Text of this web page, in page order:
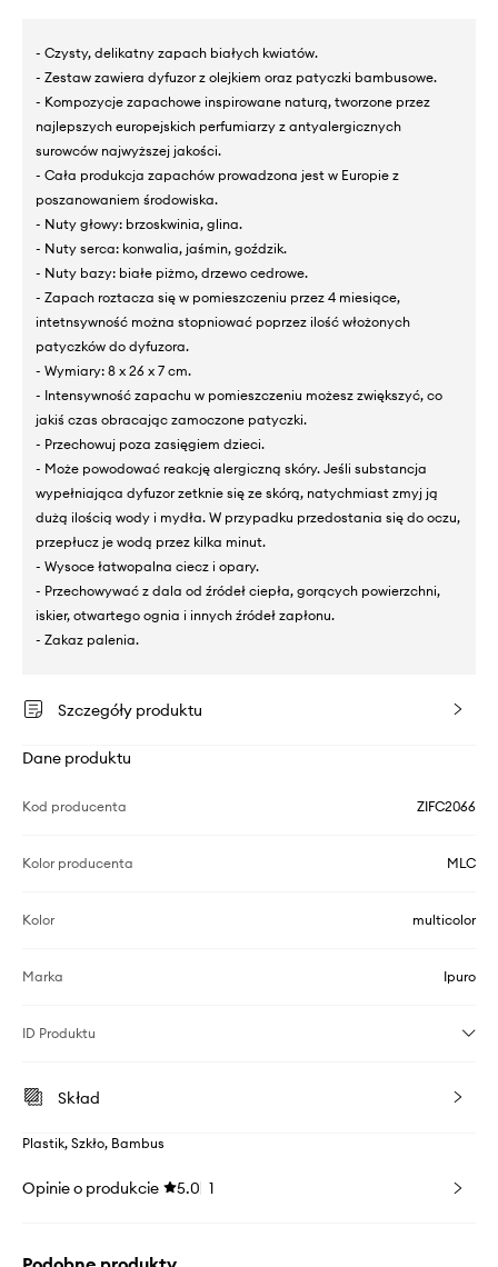
- Czysty, delikatny zapach białych kwiatów.
- Zestaw zawiera dyfuzor z olejkiem oraz patyczki bambusowe.
- Kompozycje zapachowe inspirowane naturą, tworzone przez
najlepszych europejskich perfumiarzy z antyalergicznych
surowców najwyższej jakości.
- Cała produkcja zapachów prowadzona jest w Europie z
poszanowaniem środowiska.
- Nuty głowy: brzoskwinia, glina.
- Nuty serca: konwalia, jaśmin, goździk.
- Nuty bazy: białe piżmo, drzewo cedrowe.
- Zapach roztacza się w pomieszczeniu przez 4 miesiące,
intetnsywność można stopniować poprzez ilość włożonych
patyczków do dyfuzora.
- Wymiary: 8 x 26 x 7 cm.
- Intensywność zapachu w pomieszczeniu możesz zwiększyć, co
jakiś czas obracając zamoczone patyczki.
- Przechowuj poza zasięgiem dzieci.
- Może powodować reakcję alergiczną skóry. Jeśli substancja
wypełniająca dyfuzor zetknie się ze skórą, natychmiast zmyj ją
dużą ilością wody i mydła. W przypadku przedostania się do oczu,
przepłucz je wodą przez kilka minut.
- Wysoce łatwopalna ciecz i opary.
- Przechowywać z dala od źródeł ciepła, gorących powierzchni,
iskier, otwartego ognia i innych źródeł zapłonu.
- Zakaz palenia.
Szczegóły produktu
Dane produktu
Kod producenta ZIFC2066
Kolor producenta MLC
Kolor multicolor
Marka Ipuro
ID Produktu
Skład
Plastik, Szkło, Bambus
Opinie o produkcie 5.0 1